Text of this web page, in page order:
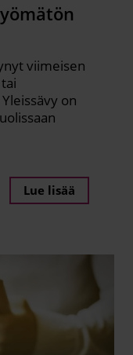
viimeisen
on
Lue lisää